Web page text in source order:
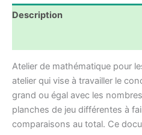
grand,
ou
égal
-
2e
année
Description
Atelier de mathématique pour
atelier qui vise à travailler le
grand ou égal avec les
planches de jeu différentes à
comparaisons au total. Ce